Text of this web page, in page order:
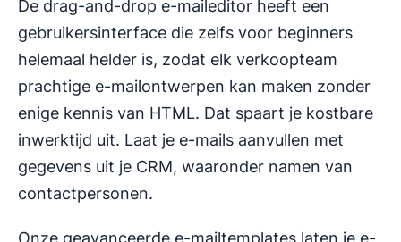
De drag-and-drop e-maileditor heeft een
gebruikersinterface die zelfs voor beginners
helemaal helder is, zodat elk verkoopteam
prachtige e-mailontwerpen kan maken zonder
enige kennis van HTML. Dat spaart je kostbare
inwerktijd uit. Laat je e-mails aanvullen met
gegevens uit je CRM, waaronder namen van
contactpersonen.
Onze geavanceerde e-mailtemplates laten je e-